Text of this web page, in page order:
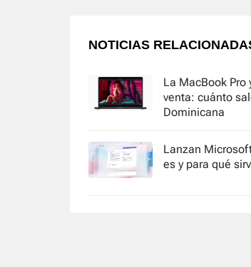
NOTICIAS
La MacBook Pro
venta: cuánto
Dominicana
Lanzan
es y para qué